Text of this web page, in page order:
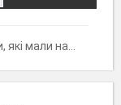
в Африці у міжвоєнний період.